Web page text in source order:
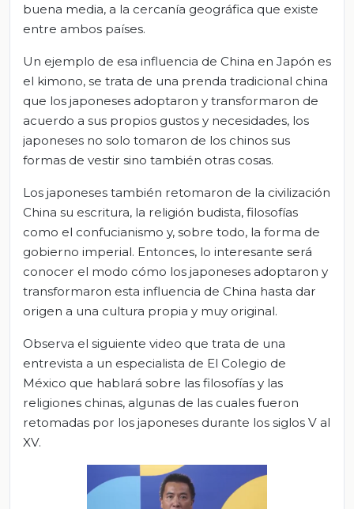
buena media, a la cercanía geográfica que existe
entre ambos países.
Un ejemplo de esa influencia de China en Japón es
el kimono, se trata de una prenda tradicional china
que los japoneses adoptaron y transformaron de
acuerdo a sus propios gustos y necesidades, los
japoneses no solo tomaron de los chinos sus
formas de vestir sino también otras cosas.
Los japoneses también retomaron de la civilización
China su escritura, la religión budista, filosofías
como el confucianismo y, sobre todo, la forma de
gobierno imperial. Entonces, lo interesante será
conocer el modo cómo los japoneses adoptaron y
transformaron esta influencia de China hasta dar
origen a una cultura propia y muy original.
Observa el siguiente video que trata de una
entrevista a un especialista de El Colegio de
México que hablará sobre las filosofías y las
religiones chinas, algunas de las cuales fueron
retomadas por los japoneses durante los siglos V al
XV.